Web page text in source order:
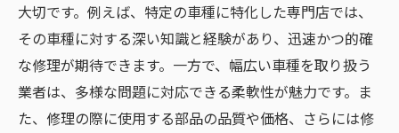
大切です。例えば、特定の車種に特化した専門店では、
その車種に対する深い知識と経験があり、迅速かつ的確
な修理が期待できます。一方で、幅広い車種を取り扱う
業者は、多様な問題に対応できる柔軟性が魅力です。ま
た、修理の際に使用する部品の品質や価格、さらには修